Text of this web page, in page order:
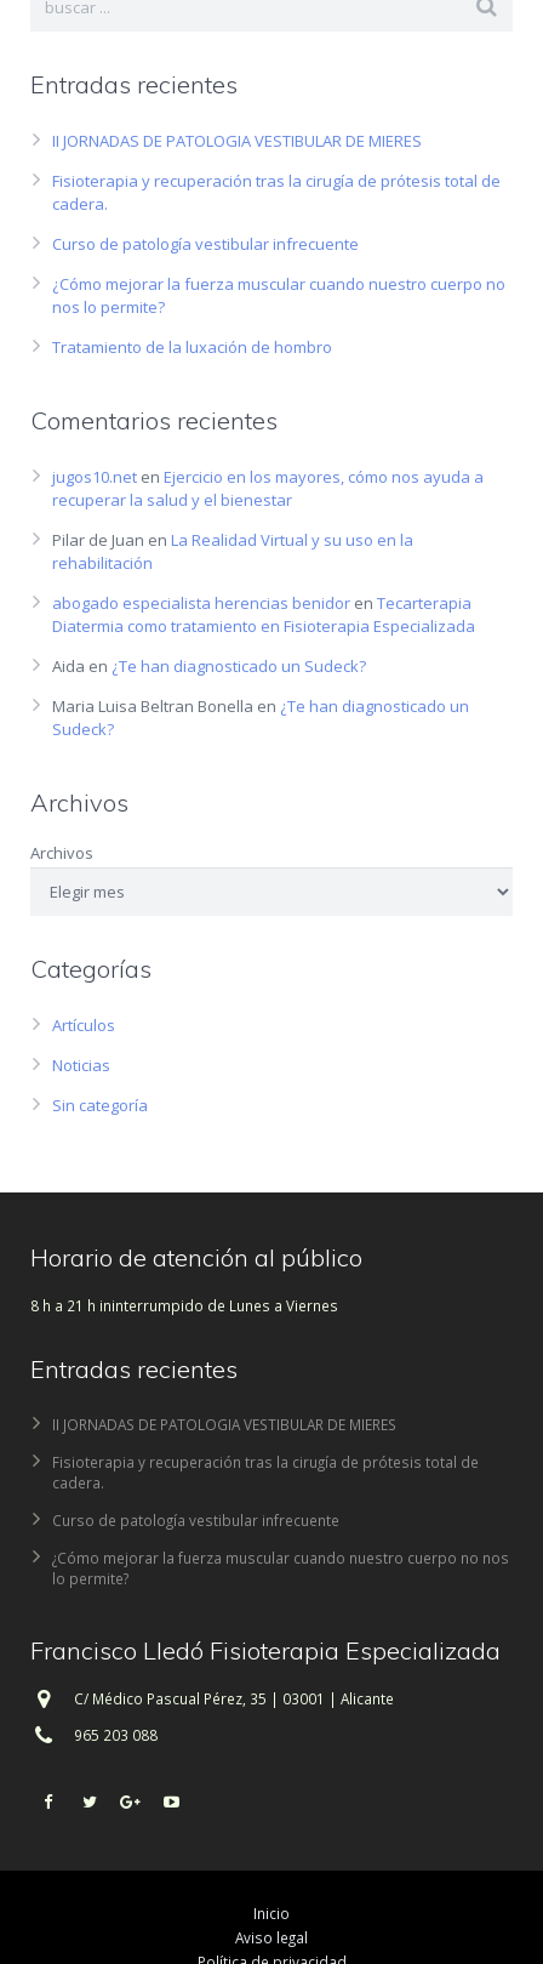
Entradas recientes
II JORNADAS DE PATOLOGIA VESTIBULAR DE MIERES
Fisioterapia y recuperación tras la cirugía de prótesis total de
cadera.
Curso de patología vestibular infrecuente
¿Cómo mejorar la fuerza muscular cuando nuestro cuerpo no
nos lo permite?
Tratamiento de la luxación de hombro
Comentarios recientes
jugos10.net en Ejercicio en los mayores, cómo nos ayuda a
recuperar la salud y el bienestar
Pilar de Juan en La Realidad Virtual y su uso en la
rehabilitación
abogado especialista herencias benidor en Tecarterapia
Diatermia como tratamiento en Fisioterapia Especializada
Aida en ¿Te han diagnosticado un Sudeck?
Maria Luisa Beltran Bonella en ¿Te han diagnosticado un
Sudeck?
Archivos
Archivos
Categorías
Artículos
Noticias
Sin categoría
Horario de atención al público
8 h a 21 h ininterrumpido de Lunes a Viernes
Entradas recientes
II JORNADAS DE PATOLOGIA VESTIBULAR DE MIERES
Fisioterapia y recuperación tras la cirugía de prótesis total de
cadera.
Curso de patología vestibular infrecuente
¿Cómo mejorar la fuerza muscular cuando nuestro cuerpo no nos
lo permite?
Francisco Lledó Fisioterapia Especializada
C/ Médico Pascual Pérez, 35 | 03001 | Alicante
965 203 088
Inicio
Aviso legal